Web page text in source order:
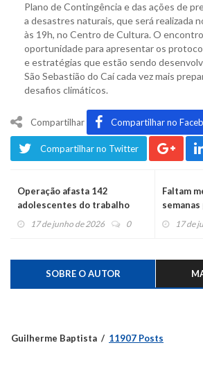
Plano de Contingência e das ações de
a desastres naturais, que será realizada
às 19h, no Centro de Cultura. O
oportunidade para apresentar os
e estratégias que estão sendo
São Sebastião do Caí cada vez mais
desafios climáticos.
Compartilhar Compartilhar no
Compartilhar no Twitter
Operação afasta 142
adolescentes do trabalho
infantil no RS
17 de junho de 2026 0
Faltam
202617 de
SOBRE O AUTOR
Guilherme Baptista 11907 Posts